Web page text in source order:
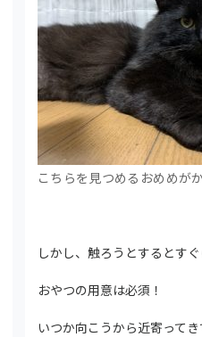
こちらを見つめるおめめが
しかし、触ろうとするとす
おやつの用意は必須！
いつか向こうから近寄って